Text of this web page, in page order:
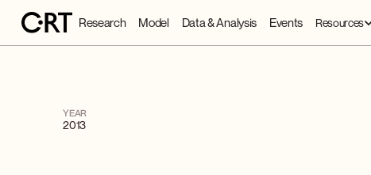
Research Model Data & Analysis Events Resources
YEAR
2013